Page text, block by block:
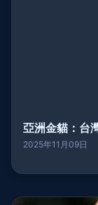
亞洲金貓：台
2025年11月09日